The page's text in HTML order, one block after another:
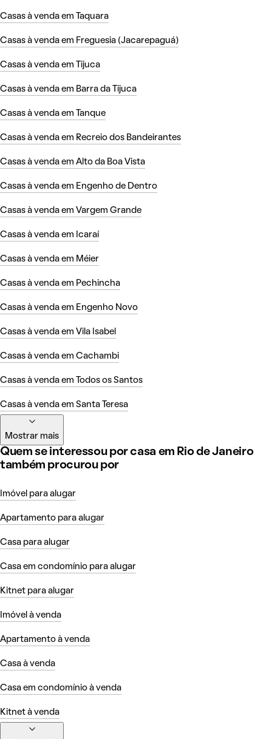
Casas à venda em Taquara
Casas à venda em Freguesia (Jacarepaguá)
Casas à venda em Tijuca
Casas à venda em Barra da Tijuca
Casas à venda em Tanque
Casas à venda em Recreio dos Bandeirantes
Casas à venda em Alto da Boa Vista
Casas à venda em Engenho de Dentro
Casas à venda em Vargem Grande
Casas à venda em Icaraí
Casas à venda em Méier
Casas à venda em Pechincha
Casas à venda em Engenho Novo
Casas à venda em Vila Isabel
Casas à venda em Cachambi
Casas à venda em Todos os Santos
Casas à venda em Santa Teresa
Mostrar mais
Quem se interessou por casa em Rio de Janeiro
também procurou por
Imóvel para alugar
Apartamento para alugar
Casa para alugar
Casa em condomínio para alugar
Kitnet para alugar
Imóvel à venda
Apartamento à venda
Casa à venda
Casa em condomínio à venda
Kitnet à venda